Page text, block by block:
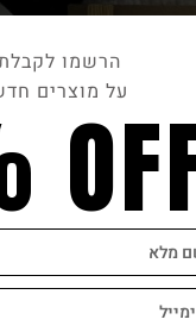
הרשמו
על מוצרים